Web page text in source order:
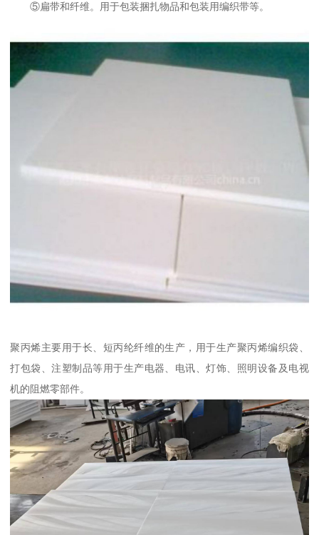
⑤扁带和纤维。用于包装捆扎物品和包装用编织带等。
聚丙烯主要用于长、短丙纶纤维的生产，用于生产聚丙烯编织袋、
打包袋、注塑制品等用于生产电器、电讯、灯饰、照明设备及电视
机的阻燃零部件。